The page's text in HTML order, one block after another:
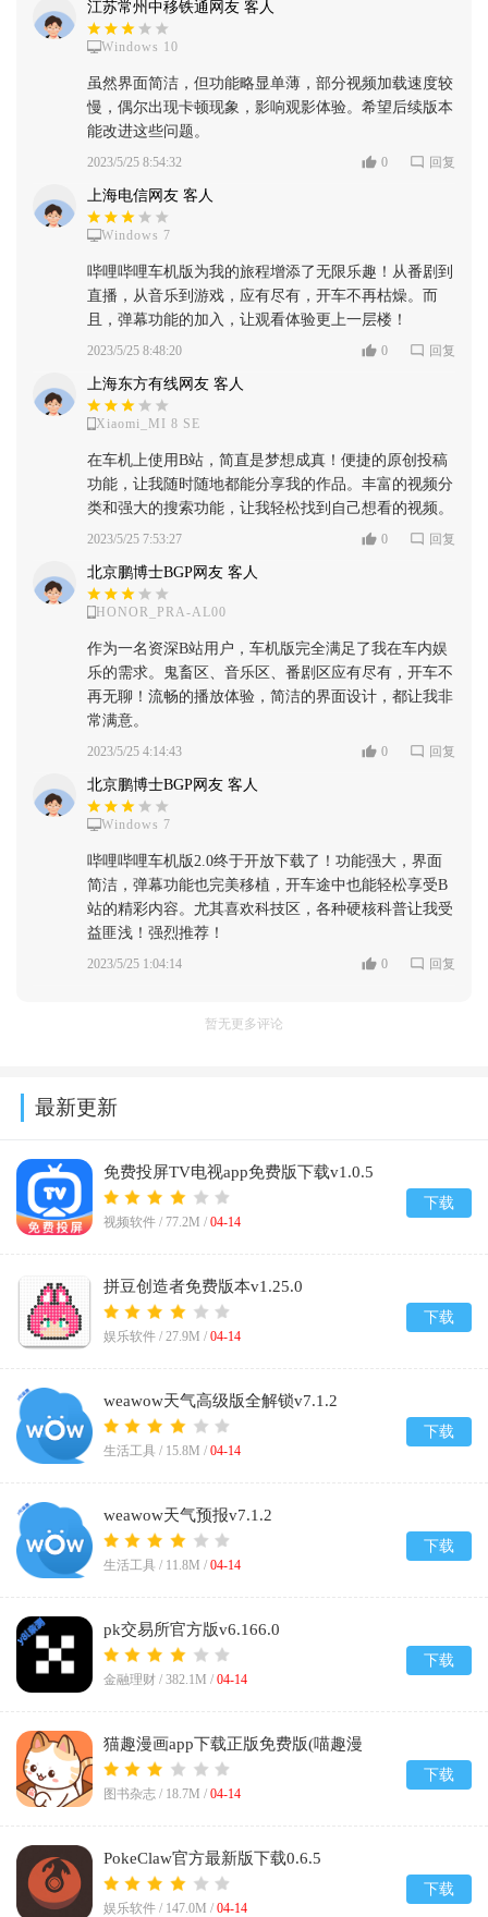
江苏常州中移铁通网友 客人
Windows 10
虽然界面简洁，但功能略显单薄，部分视频加载速度较
慢，偶尔出现卡顿现象，影响观影体验。希望后续版本
能改进这些问题。
2023/5/25 8:54:32 0 回复
上海电信网友 客人
Windows 7
哔哩哔哩车机版为我的旅程增添了无限乐趣！从番剧到
直播，从音乐到游戏，应有尽有，开车不再枯燥。而
且，弹幕功能的加入，让观看体验更上一层楼！
2023/5/25 8:48:20 0 回复
上海东方有线网友 客人
Xiaomi_MI 8 SE
在车机上使用B站，简直是梦想成真！便捷的原创投稿
功能，让我随时随地都能分享我的作品。丰富的视频分
类和强大的搜索功能，让我轻松找到自己想看的视频。
2023/5/25 7:53:27 0 回复
北京鹏博士BGP网友 客人
HONOR_PRA-AL00
作为一名资深B站用户，车机版完全满足了我在车内娱
乐的需求。鬼畜区、音乐区、番剧区应有尽有，开车不
再无聊！流畅的播放体验，简洁的界面设计，都让我非
常满意。
2023/5/25 4:14:43 0 回复
北京鹏博士BGP网友 客人
Windows 7
哔哩哔哩车机版2.0终于开放下载了！功能强大，界面
简洁，弹幕功能也完美移植，开车途中也能轻松享受B
站的精彩内容。尤其喜欢科技区，各种硬核科普让我受
益匪浅！强烈推荐！
2023/5/25 1:04:14 0 回复
暂无更多评论
最新更新
免费投屏TV电视app免费版下载v1.0.5
视频软件 / 77.2M / 04-14
下载
拼豆创造者免费版本v1.25.0
娱乐软件 / 27.9M / 04-14
下载
weawow天气高级版全解锁v7.1.2
生活工具 / 15.8M / 04-14
下载
weawow天气预报v7.1.2
生活工具 / 11.8M / 04-14
下载
pk交易所官方版v6.166.0
金融理财 / 382.1M / 04-14
下载
猫趣漫画app下载正版免费版(喵趣漫
画)v5.0.0
图书杂志 / 18.7M / 04-14
下载
PokeClaw官方最新版下载0.6.5
娱乐软件 / 147.0M / 04-14
下载